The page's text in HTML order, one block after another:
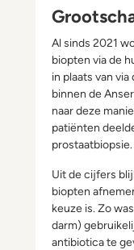
Al sinds 2021
biopten via de
in plaats van
binnen de
naar deze
patiënten
prostaatbiopsie.
Uit de cijfers
biopten
keuze is. Zo
darm)
antibiotica te